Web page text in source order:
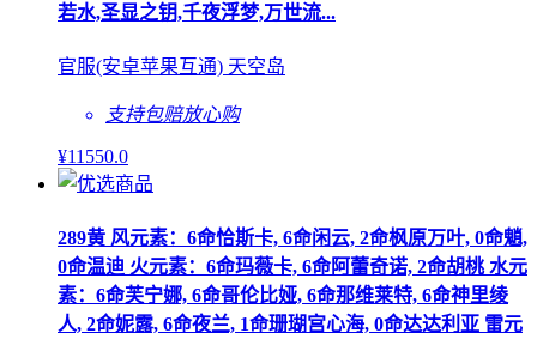
若水,圣显之钥,千夜浮梦,万世流...
官服(安卓苹果互通) 天空岛
支持包赔放心购
¥11550.0
289黄 风元素：6命恰斯卡, 6命闲云, 2命枫原万叶, 0命魈,
0命温迪 火元素：6命玛薇卡, 6命阿蕾奇诺, 2命胡桃 水元
素：6命芙宁娜, 6命哥伦比娅, 6命那维莱特, 6命神里绫
人, 2命妮露, 6命夜兰, 1命珊瑚宫心海, 0命达达利亚 雷元